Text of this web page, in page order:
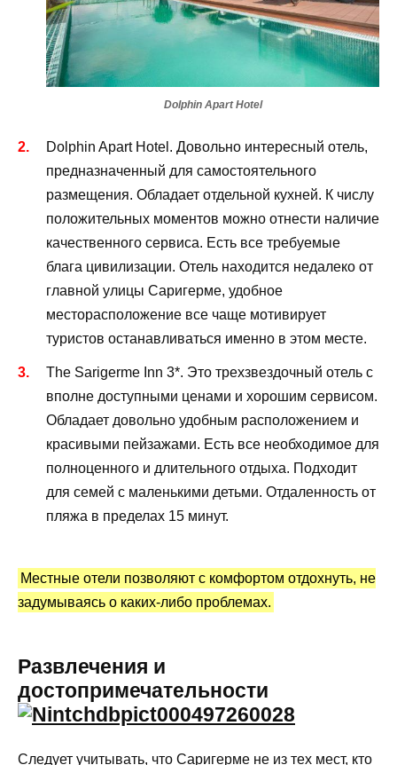
Dolphin Apart Hotel
Dolphin Apart Hotel. Довольно интересный отель,
предназначенный для самостоятельного
размещения. Обладает отдельной кухней. К числу
положительных моментов можно отнести наличие
качественного сервиса. Есть все требуемые
блага цивилизации. Отель находится недалеко от
главной улицы Саригерме, удобное
месторасположение все чаще мотивирует
туристов останавливаться именно в этом месте.
The Sarigerme Inn 3*. Это трехзвездочный отель с
вполне доступными ценами и хорошим сервисом.
Обладает довольно удобным расположением и
красивыми пейзажами. Есть все необходимое для
полноценного и длительного отдыха. Подходит
для семей с маленькими детьми. Отдаленность от
пляжа в пределах 15 минут.
Местные отели позволяют с комфортом отдохнуть, не
задумываясь о каких-либо проблемах.
Развлечения и
достопримечательности
Следует учитывать, что Саригерме не из тех мест, кто